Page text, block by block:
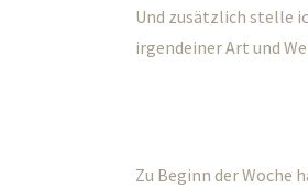
Und zusätzlich stelle
irgendeiner Art und
Zu Beginn der Woche